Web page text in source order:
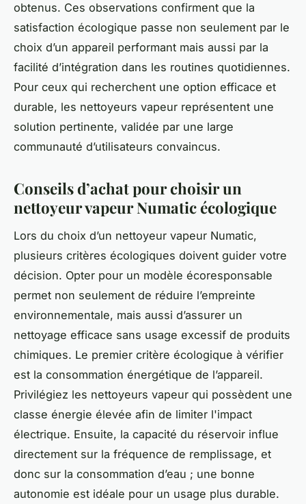
obtenus. Ces observations confirment que la
satisfaction écologique passe non seulement par le
choix d’un appareil performant mais aussi par la
facilité d’intégration dans les routines quotidiennes.
Pour ceux qui recherchent une option efficace et
durable, les nettoyeurs vapeur représentent une
solution pertinente, validée par une large
communauté d’utilisateurs convaincus.
Conseils d’achat pour choisir un
nettoyeur vapeur Numatic écologique
Lors du choix d’un nettoyeur vapeur Numatic,
plusieurs critères écologiques doivent guider votre
décision. Opter pour un modèle écoresponsable
permet non seulement de réduire l’empreinte
environnementale, mais aussi d’assurer un
nettoyage efficace sans usage excessif de produits
chimiques. Le premier critère écologique à vérifier
est la consommation énergétique de l’appareil.
Privilégiez les nettoyeurs vapeur qui possèdent une
classe énergie élevée afin de limiter l'impact
électrique. Ensuite, la capacité du réservoir influe
directement sur la fréquence de remplissage, et
donc sur la consommation d’eau ; une bonne
autonomie est idéale pour un usage plus durable.